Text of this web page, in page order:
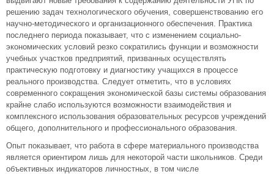
решению задач технологического обучения, совершенствованию его
научно-методического и организационного обеспечения. Практика
последнего периода показывает, что с изменением социально-
экономических условий резко сократились функции и возможности
учебных участков предприятий, призванных осуществлять
практическую подготовку и диагностику учащихся в процессе
реального производства. Следует отметить, что в условиях
современного сокращения экономической базы системы образования
крайне слабо используются возможности взаимодействия и
комплексного использования образовательных ресурсов учреждений
общего, дополнительного и профессионального образования.
Опыт показывает, что работа в сфере материального производства
является ориентиром лишь для некоторой части школьников. Среди
объективных индикаторов личностных, в том числе